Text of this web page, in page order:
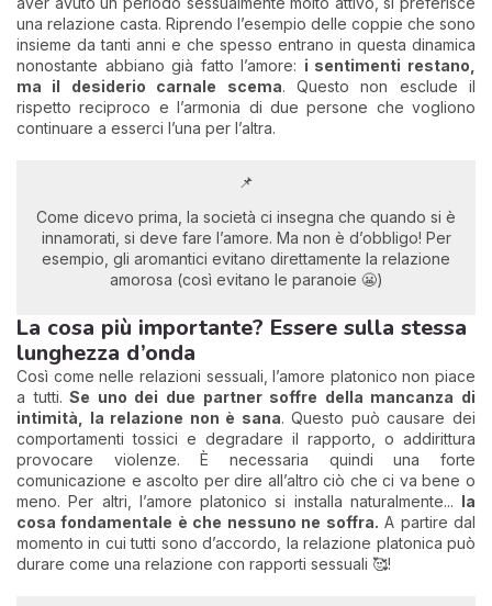
una relazione casta. Riprendo l’esempio delle coppie che sono
insieme da tanti anni e che spesso entrano in questa dinamica
nonostante abbiano già fatto l’amore: i sentimenti restano,
ma il desiderio carnale scema. Questo non esclude il
rispetto reciproco e l’armonia di due persone che vogliono
continuare a esserci l’una per l’altra.
📌
Come dicevo prima, la società ci insegna che quando si è
innamorati, si deve fare l’amore. Ma non è d’obbligo! Per
esempio, gli aromantici evitano direttamente la relazione
amorosa (così evitano le paranoie 😬)
La cosa più importante? Essere sulla stessa
lunghezza d’onda
Così come nelle relazioni sessuali, l’amore platonico non piace
a tutti. Se uno dei due partner soffre della mancanza di
intimità, la relazione non è sana. Questo può causare dei
comportamenti tossici e degradare il rapporto, o addirittura
provocare violenze. È necessaria quindi una forte
comunicazione e ascolto per dire all’altro ciò che ci va bene o
meno. Per altri, l’amore platonico si installa naturalmente... la
cosa fondamentale è che nessuno ne soffra. A partire dal
momento in cui tutti sono d’accordo, la relazione platonica può
durare come una relazione con rapporti sessuali 🥰!